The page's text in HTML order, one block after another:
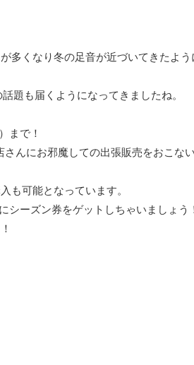
多くなり冬の足音が近づいてきたよう
題も届くようになってきましたね。
まで！
んにお邪魔しての出張販売をおこない
も可能となっています。
シーズン券をゲットしちゃいましょう